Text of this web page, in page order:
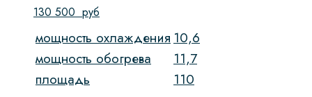
130 500 руб
мощность охлаждения10,6
мощность обогрева
11,7
площадь
110